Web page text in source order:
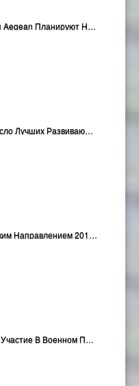
Lufthansa И Греческая Компания Aegean Планируют На…
В 2019 Году Загреб Войдёт В Число Лучших Развивающ…
Загреб Стал Главным Европейским Направлением 2017 …
Израильские Военные Приняли Участие В Военном Пара…